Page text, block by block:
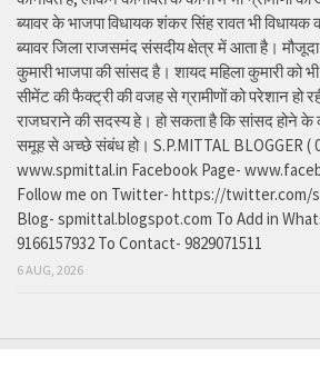
ब्यावर के भाजपा विधायक शंकर सिंह रावत भी
ब्यावर जिला राजसमंद संसदीय क्षेत्र में आता है।
कुमारी भाजपा की सांसद है। शायद महिला कुमारी को भी
सीमेंट की फैक्ट्री की वजह से ग्रामीणों को परेशान हो
राजघराने की सदस्य हे। हो सकता है कि सांसद होने के
समूह से अच्छे संबंध हो। S.P.MITTAL BLOGGER (
www.spmittal.in Facebook Page-
Follow me on Twitter- https://twitter.com/
Blog- spmittal.blogspot.com To Add in
9166157932 To Contact- 9829071511
6 AUG, 2026